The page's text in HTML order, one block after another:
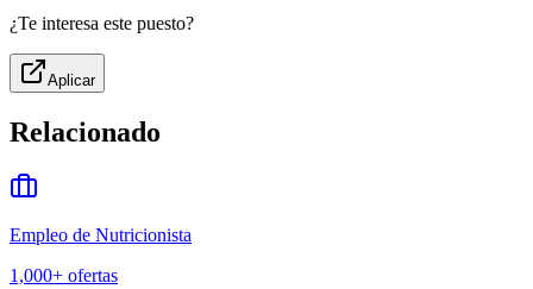
¿Te interesa este puesto?
Aplicar
Relacionado
Empleo de Nutricionista
1,000+ ofertas